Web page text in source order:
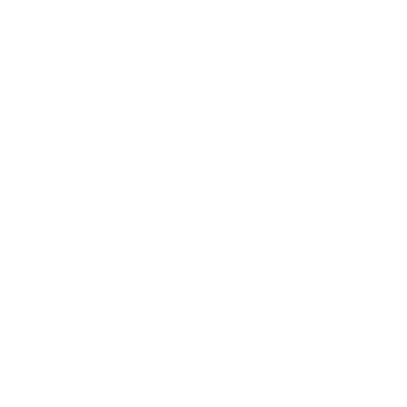
き作成されるも
をご了承くださ
御機器販売店・
ようお願いしま
にご登録され
社の共同利用者
です。
ありません。
です。
) : 1000ppm、
ない年数を意
要な手段を講じ
これらの製造装
、取り引きをい
ムロン制御